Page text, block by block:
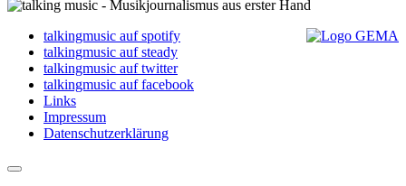
talkingmusic auf spotify
talkingmusic auf steady
talkingmusic auf twitter
talkingmusic auf facebook
Links
Impressum
Datenschutzerklärung